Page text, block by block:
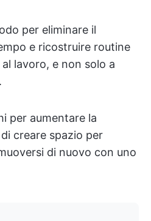
per eliminare il
e ricostruire routine
lavoro, e non solo a
per aumentare la
creare spazio per
di nuovo con uno